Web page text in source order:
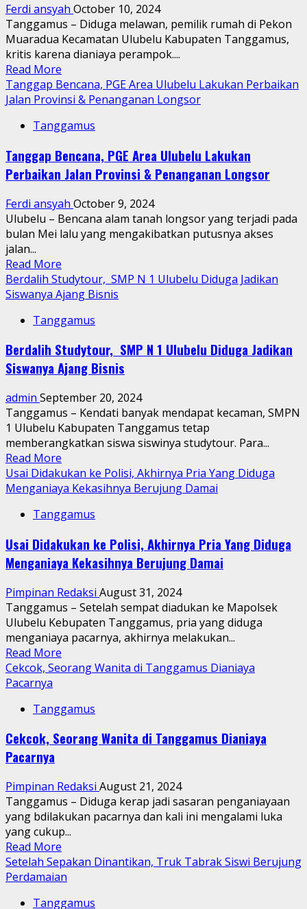
Pemda
Setempat
Tak
Peduli
Ferdi ansyah October 10, 2024
Tanggamus – Diduga melawan, pemilik rumah di Pekon
Muaradua Kecamatan Ulubelu Kabupaten Tanggamus,
kritis karena dianiaya perampok....
Read More
more
about
Pemilik
Kritis
Dianiaya
Tanggap Bencana, PGE Area Ulubelu Lakukan Perbaikan
Jalan Provinsi & Penanganan Longsor
Tanggamus
Tanggap Bencana, PGE Area Ulubelu Lakukan
Perbaikan Jalan Provinsi & Penanganan Longsor
Ferdi ansyah October 9, 2024
Ulubelu – Bencana alam tanah longsor yang terjadi pada
bulan Mei lalu yang mengakibatkan putusnya akses
jalan...
Read More
more
about
Bencana,
Area
Ulubelu
Perbaikan
Jalan
Provinsi
&
Penanganan
Longsor
Berdalih Studytour, SMP N 1 Ulubelu Diduga Jadikan
Siswanya Ajang Bisnis
Tanggamus
Berdalih Studytour, SMP N 1 Ulubelu Diduga Jadikan
Siswanya Ajang Bisnis
admin September 20, 2024
Tanggamus – Kendati banyak mendapat kecaman, SMPN
1 Ulubelu Kabupaten Tanggamus tetap
memberangkatkan siswa siswinya studytour. Para...
Read More
more
about
Studytour,
N
1
Diduga
Jadikan
Siswanya
Ajang
Usai Didakukan ke Polisi, Akhirnya Pria Yang Diduga
Menganiaya Kekasihnya Berujung Damai
Tanggamus
Usai Didakukan ke Polisi, Akhirnya Pria Yang Diduga
Menganiaya Kekasihnya Berujung Damai
Pimpinan Redaksi August 31, 2024
Tanggamus – Setelah sempat diadukan ke Mapolsek
Ulubelu Kebupaten Tanggamus, pria yang diduga
menganiaya pacarnya, akhirnya melakukan...
Read More
more
Didakukan
Polisi,
Yang
Diduga
Menganiaya
Kekasihnya
Berujung
Damai
Cekcok, Seorang Wanita di Tanggamus Dianiaya
Pacarnya
Tanggamus
Cekcok, Seorang Wanita di Tanggamus Dianiaya
Pacarnya
Pimpinan Redaksi August 21, 2024
Tanggamus – Diduga kerap jadi sasaran penganiayaan
yang bdilakukan pacarnya dan kali ini mengalami luka
yang cukup...
Read More
more
about
Setelah Sepakan Dinantikan, Truk Tabrak Siswi Berujung
Perdamaian
Tanggamus